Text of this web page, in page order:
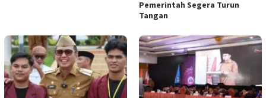
Pemerintah Segera Turun
Tangan